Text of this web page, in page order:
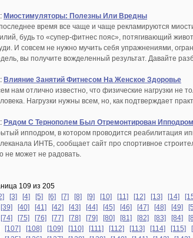
Миостимуляторы: Полезны Или Вредны
время все чаще и чаще рекламируются
будь то «супер-фитнес пояс», потягивающий
И совсем не нужно мучить себя упражнениями,
вы получите вожделенный результат. Давайте
Влияние Занятий Фитнесом На Женское Здоровье
нам отлично известно, что физические нагрузки не
Нагрузки нужны всем, но, как подтверждает
Рядом С Тернополем Был Отремонтирован Ипподром
ипподром, в котором проводится реабилитация
ИНТБ, сообщает сайт про спортивное
не может не радовать.
109 из 205
[3] [4] [5] [6] [7] [8] [9] [10] [11] [12] [13] [14]
[39] [40] [41] [42] [43] [44] [45] [46] [47] [48] [49]
[74] [75] [76] [77] [78] [79] [80] [81] [82] [83] [84]
[107] [108] [109] [110] [111] [112] [113] [114] [115]